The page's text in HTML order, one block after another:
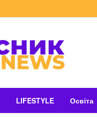
LIFESTYLE Освіта